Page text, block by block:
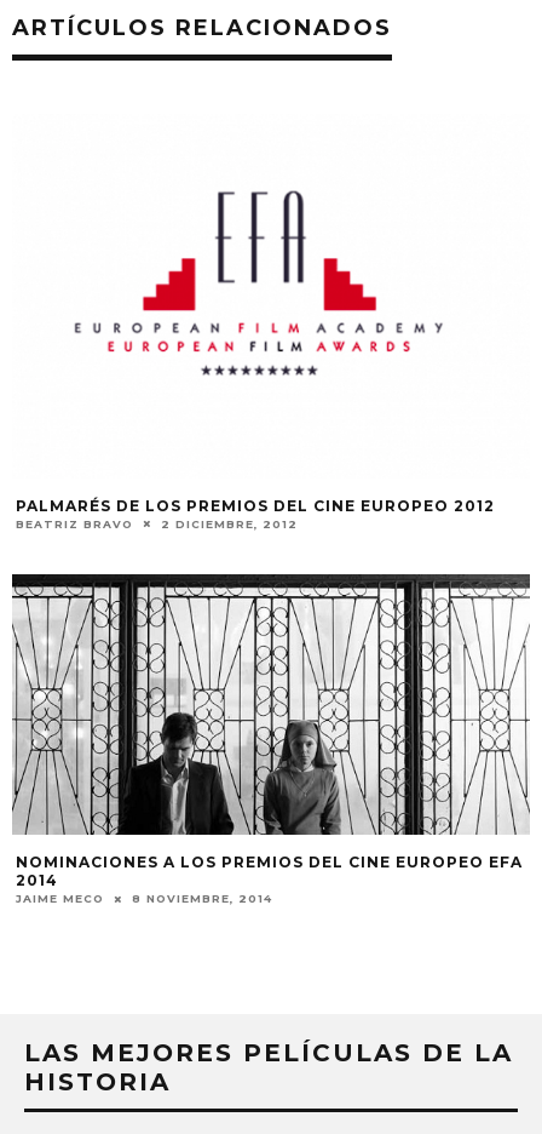
ARTÍCULOS RELACIONADOS
PALMARÉS DE LOS PREMIOS DEL CINE EUROPEO 2012
BEATRIZ BRAVO 2 DICIEMBRE, 2012
NOMINACIONES A LOS PREMIOS DEL CINE EUROPEO EFA
2014
JAIME MECO 8 NOVIEMBRE, 2014
LAS MEJORES PELÍCULAS DE LA
HISTORIA